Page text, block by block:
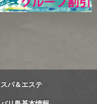
スパ＆エステ